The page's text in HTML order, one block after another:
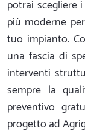
potrai scegliere
più moderne
tuo impianto.
una fascia di
interventi
sempre la
preventivo
progetto ad